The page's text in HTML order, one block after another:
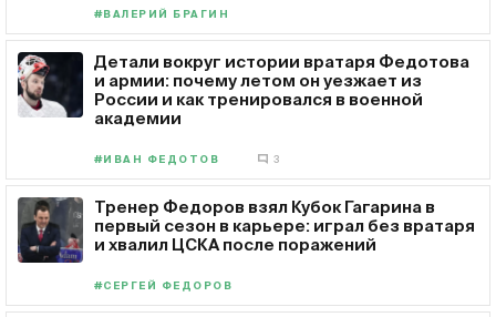
#ВАЛЕРИЙ БРАГИН
Детали вокруг истории вратаря Федотова
и армии: почему летом он уезжает из
России и как тренировался в военной
академии
#ИВАН ФЕДОТОВ 3
Тренер Федоров взял Кубок Гагарина в
первый сезон в карьере: играл без вратаря
и хвалил ЦСКА после поражений
#СЕРГЕЙ ФЕДОРОВ